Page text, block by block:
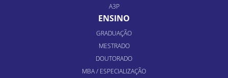
A3P
ENSINO
GRADUAÇÃO
MESTRADO
DOUTORADO
MBA / ESPECIALIZAÇÃO